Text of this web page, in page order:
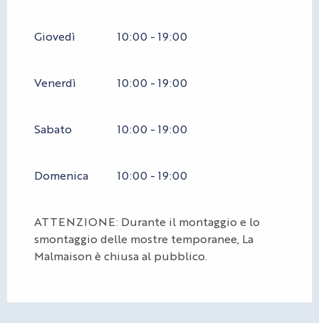
Giovedì 10:00 - 19:00
Venerdì 10:00 - 19:00
Sabato 10:00 - 19:00
Domenica 10:00 - 19:00
ATTENZIONE: Durante il montaggio e lo
smontaggio delle mostre temporanee, La
Malmaison è chiusa al pubblico.